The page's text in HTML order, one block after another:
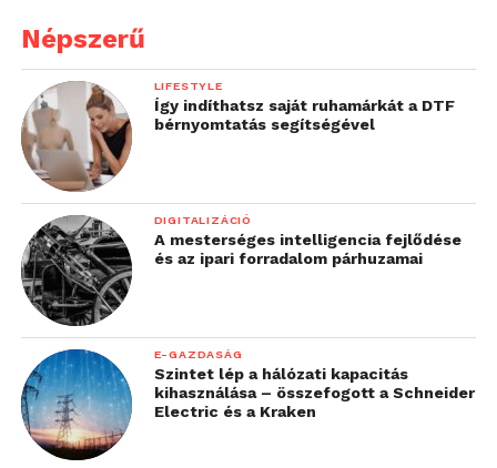
Népszerű
LIFESTYLE
Így indíthatsz saját ruhamárkát a DTF
bérnyomtatás segítségével
DIGITALIZÁCIÓ
A mesterséges intelligencia fejlődése
és az ipari forradalom párhuzamai
E-GAZDASÁG
Szintet lép a hálózati kapacitás
kihasználása – összefogott a Schneider
Electric és a Kraken